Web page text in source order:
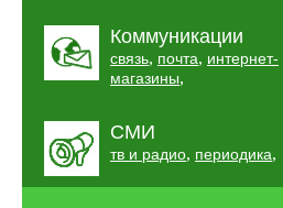
Коммуникации
связь, почта, интернет-
магазины,
СМИ
тв и радио, периодика,